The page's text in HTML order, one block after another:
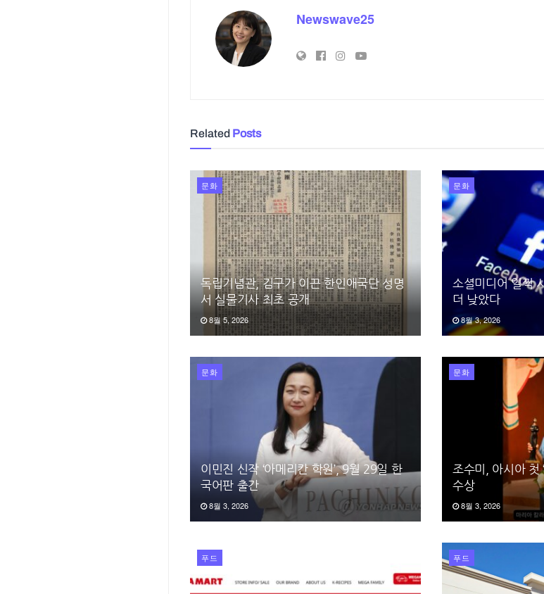
Newswave25
Related Posts
문화
독립기념관, 김구가 이끈 한인애국단 성명
서 실물기사 최초 공개
8월 5, 2026
문화
소셜미디어 일찍
더 낮았다
8월 3, 2026
문화
이민진 신작 ‘아메리칸 학원’, 9월 29일 한
국어판 출간
8월 3, 2026
문화
조수미, 아시아 첫
수상
8월 3, 2026
푸드 푸드